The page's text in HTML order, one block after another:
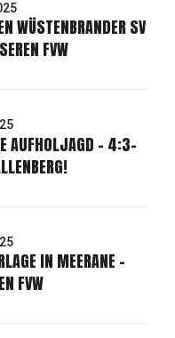
WÜSTENBRANDER SV
FVW
AUFHOLJAGD - 4:3-
IN MEERANE -
FVW